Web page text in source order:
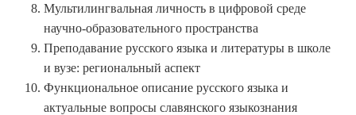
Мультилингвальная личность в цифровой среде
научно-образовательного пространства
Преподавание русского языка и литературы в школе
и вузе: региональный аспект
Функциональное описание русского языка и
актуальные вопросы славянского языкознания